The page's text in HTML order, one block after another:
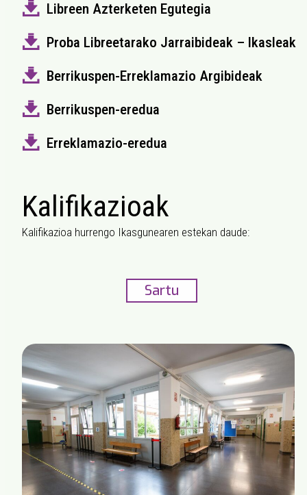
Libreen Azterketen Egutegia
Proba Libreetarako Jarraibideak – Ikasleak
Berrikuspen-Erreklamazio Argibideak
Berrikuspen-eredua
Erreklamazio-eredua
Kalifikazioak
Kalifikazioa hurrengo Ikasgunearen estekan daude:
Sartu